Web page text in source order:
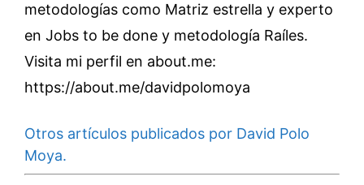
metodologías como Matriz estrella y experto
en Jobs to be done y metodología Raíles.
Visita mi perfil en about.me:
https://about.me/davidpolomoya
Otros artículos publicados por David Polo
Moya.